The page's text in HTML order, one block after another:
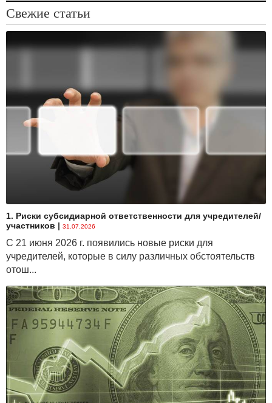
Свежие статьи
1. Риски субсидиарной ответственности для учредителей/
участников | 31.07.2026
С 21 июня 2026 г. появились новые риски для
учредителей, которые в силу различных обстоятельств
отош...